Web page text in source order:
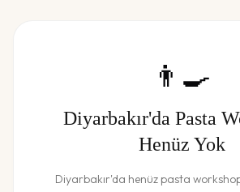
👨‍🍳
Diyarbakır'da Pasta
Henüz Yok
Diyarbakır'da henüzpasta